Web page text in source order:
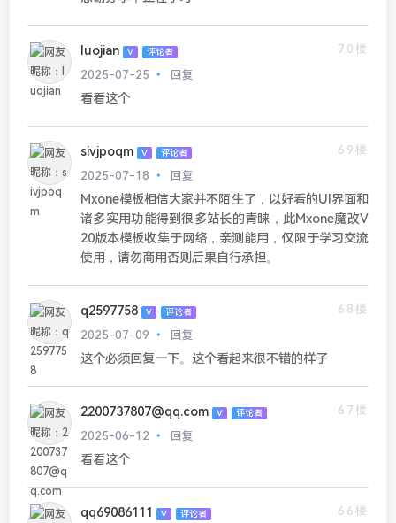
luojian V 评论者
70楼
2025-07-25
回复
看看这个
sivjpoqm V 评论者
69楼
2025-07-18
回复
Mxone模板相信大家并不陌生了，以好看的UI界面和
诸多实用功能得到很多站长的青睐，此Mxone魔改V
20版本模板收集于网络，亲测能用，仅限于学习交流
使用，请勿商用否则后果自行承担。
q2597758 V 评论者
68楼
2025-07-09
回复
这个必须回复一下。这个看起来很不错的样子
2200737807@qq.com V 评论者
67楼
2025-06-12
回复
看看这个
qq69086111 V 评论者
66楼